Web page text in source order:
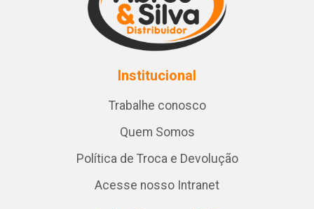
Institucional
Trabalhe conosco
Quem Somos
Política de Troca e Devolução
Acesse nosso Intranet